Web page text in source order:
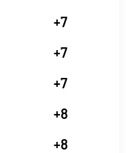
+7
+7
+7
+8
+8